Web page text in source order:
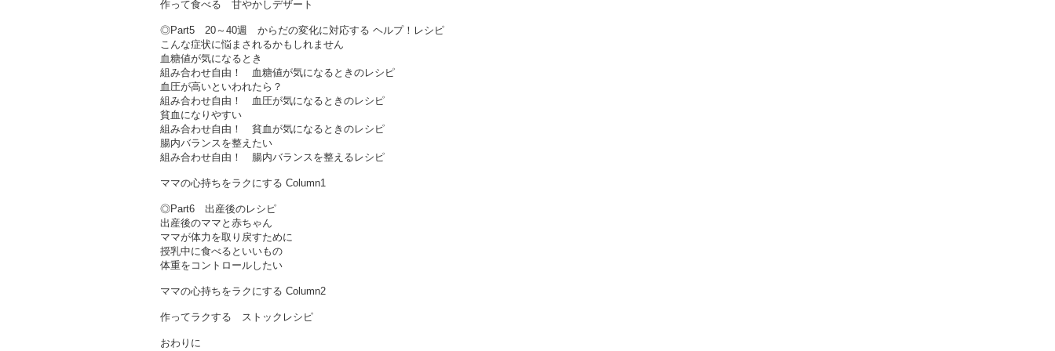
作って食べる 甘やかしデザート
◎Part5 20～40週 からだの変化に対応する ヘルプ！レシピ
こんな症状に悩まされるかもしれません
血糖値が気になるとき
組み合わせ自由！ 血糖値が気になるときのレシピ
血圧が高いといわれたら？
組み合わせ自由！ 血圧が気になるときのレシピ
貧血になりやすい
組み合わせ自由！ 貧血が気になるときのレシピ
腸内バランスを整えたい
組み合わせ自由！ 腸内バランスを整えるレシピ
ママの心持ちをラクにする Column1
◎Part6 出産後のレシピ
出産後のママと赤ちゃん
ママが体力を取り戻すために
授乳中に食べるといいもの
体重をコントロールしたい
ママの心持ちをラクにする Column2
作ってラクする ストックレシピ
おわりに